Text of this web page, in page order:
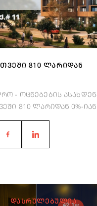
810 ᲚᲐᲠᲘᲓᲐᲜ
- ოცნებების
810 ლარიდან 0%-
ᲓᲐᲡᲠᲣᲚᲔᲑᲣᲚᲘᲐ